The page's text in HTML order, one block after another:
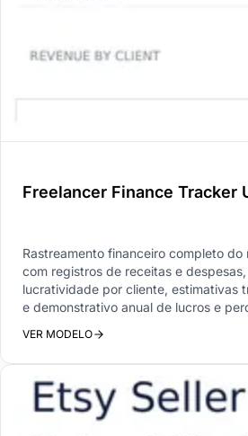
Freelancer Finance Tracker
Rastreamento financeiro completo
com registros de receitas e
lucratividade por cliente, estimativas
e demonstrativo anual de lucros e
VER MODELO